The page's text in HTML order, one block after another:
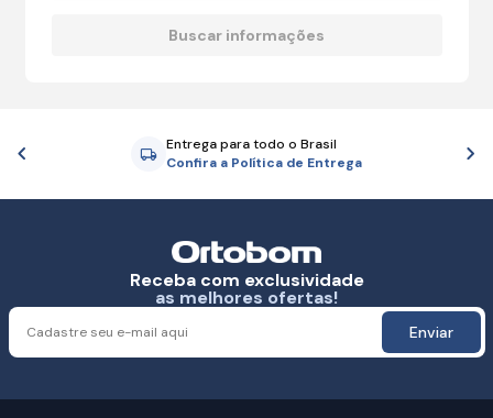
Entrega para todo o Brasil
Confira a Política de Entrega
Anterior
Receba com exclusividade
as melhores ofertas!
Enviar